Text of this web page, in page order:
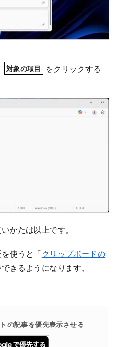
対象の項目
をクリックする
かたは以上です。
使うと「クリップボードの
きるようになります。
の記事を優先表示させる